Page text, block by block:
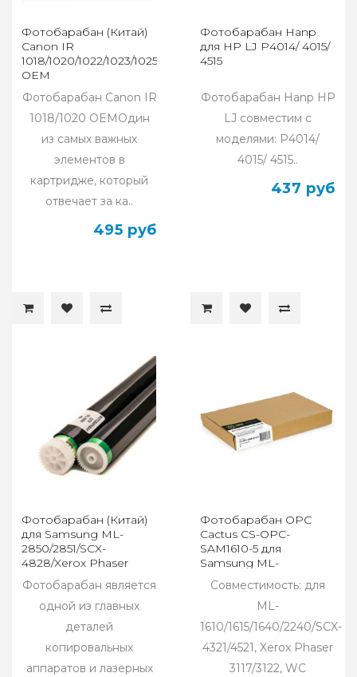
Фотобарабан (Китай)
Canon IR
1018/1020/1022/1023/1025
OEM
Фотобарабан Canon IR
1018/1020 OEMОдин
из самых важных
элементов в
картридже, который
отвечает за ка..
495 руб
Фотобарабан Hanp
для HP LJ P4014/ 4015/
4515
Фотобарабан Hanp HP
LJ совместим с
моделями: P4014/
4015/ 4515..
437 руб
Фотобарабан (Китай)
для Samsung ML-
2850/2851/SCX-
4828/Xerox Phaser
3250/WC-3210/3220
Фотобарабан является
одной из главных
деталей
копировальных
аппаратов и лазерных
Фотобарабан OPC
Cactus CS-OPC-
SAM1610-5 для
Samsung ML-
1610/1615/1640/2240/SCX-
4321/4521
Совместимость: для
ML-
1610/1615/1640/2240/SCX-
4321/4521, Xerox Phaser
3117/3122, WC